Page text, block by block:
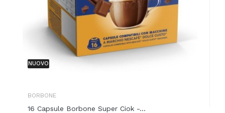
NUOVO
BORBONE
16 Capsule Borbone Super Ciok -...